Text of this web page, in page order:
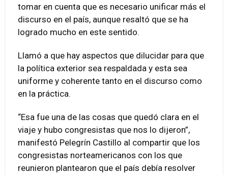
tomar en cuenta que es necesario unificar más el
discurso en el país, aunque resaltó que se ha
logrado mucho en este sentido.
Llamó a que hay aspectos que dilucidar para que
la política exterior sea respaldada y esta sea
uniforme y coherente tanto en el discurso como
en la práctica.
“Esa fue una de las cosas que quedó clara en el
viaje y hubo congresistas que nos lo dijeron”,
manifestó Pelegrín Castillo al compartir que los
congresistas norteamericanos con los que
reunieron plantearon que el país debía resolver